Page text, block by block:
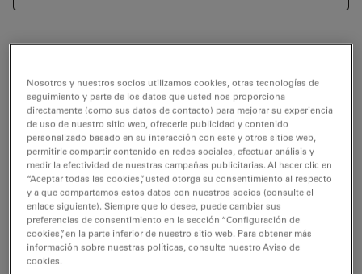
estructuras es de suma importancia para comprender
mejor los procesos celulares. El microscopio de
fluorescencia de campo amplio Leica SR GSD 3D utiliza
la tecnología exclusiva GSDIM (disminución del estado
fundamental seguido por el rendimiento molecular
individual), que complementa la metodología de
superresolución desarrollada por el ganador del
Premio Nobel Stefan Hell. Leica SR GSD 3D ofrece
imágenes de superresolución en 3D, además de en 2D,
con la más alta precisión, reproducibilidad y la máxima
Nosotros y nuestros socios utilizamos cookies, otras tecnologías de
seguimiento y parte de los datos que usted nos proporciona
directamente (como sus datos de contacto) para mejorar su experiencia
de uso de nuestro sitio web, ofrecerle publicidad y contenido
personalizado basado en su interacción con este y otros sitios web,
permitirle compartir contenido en redes sociales, efectuar análisis y
medir la efectividad de nuestras campañas publicitarias. Al hacer clic en
“Aceptar todas las cookies”, usted otorga su consentimiento al respecto
y a que compartamos estos datos con nuestros socios (consulte el
enlace siguiente). Siempre que lo desee, puede cambiar sus
preferencias de consentimiento en la sección “Configuración de
cookies”, en la parte inferior de nuestro sitio web. Para obtener más
información sobre nuestras políticas, consulte nuestro Aviso de
cookies.